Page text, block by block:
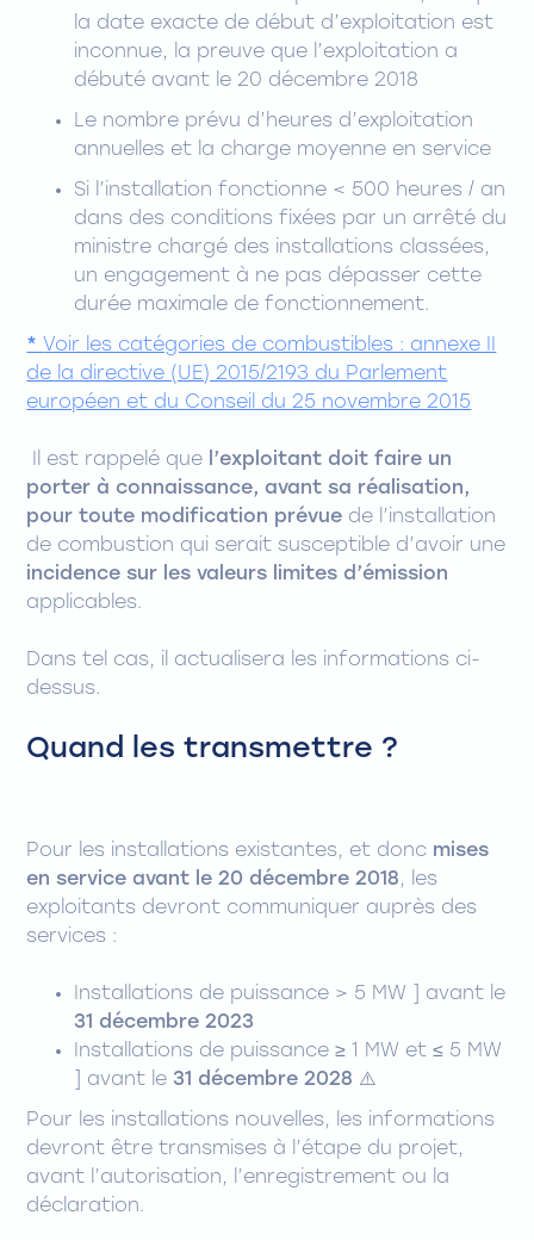
la date exacte de début d’exploitation est
inconnue, la preuve que l’exploitation a
débuté avant le 20 décembre 2018
Le nombre prévu d’heures d’exploitation
annuelles et la charge moyenne en service
Si l’installation fonctionne < 500 heures / an
dans des conditions fixées par un arrêté du
ministre chargé des installations classées,
un engagement à ne pas dépasser cette
durée maximale de fonctionnement.
* Voir les catégories de combustibles : annexe II
de la directive (UE) 2015/2193 du Parlement
européen et du Conseil du 25 novembre 2015
Il est rappelé que
l’exploitant doit faire un
porter à connaissance, avant sa réalisation,
pour toute modification prévue de l’installation
de combustion qui serait susceptible d’avoir une
incidence sur les valeurs limites d’émission
applicables.
Dans tel cas, il actualisera les informations ci-
dessus.
Quand les transmettre ?
Pour les installations existantes, et donc mises
en service avant le 20 décembre 2018, les
exploitants devront communiquer auprès des
services :
Installations de puissance > 5 MW ] avant le
31 décembre 2023
Installations de puissance ≥ 1 MW et ≤ 5 MW
] avant le 31 décembre 2028 ⚠️
Pour les installations nouvelles, les informations
devront être transmises à l’étape du projet,
avant l’autorisation, l’enregistrement ou la
déclaration.